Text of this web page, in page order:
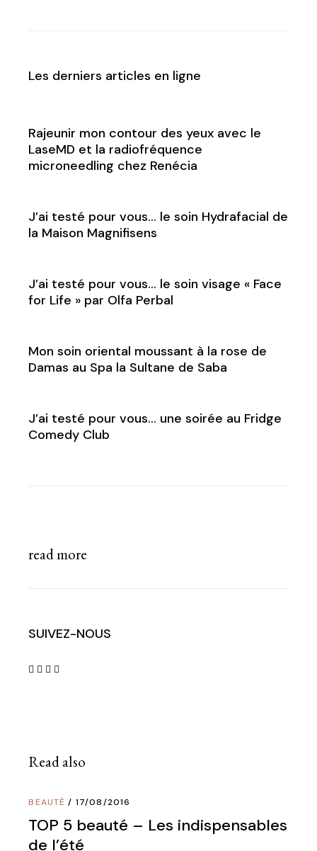
Les derniers articles en ligne
Rajeunir mon contour des yeux avec le
LaseMD et la radiofréquence
microneedling chez Renécia
J’ai testé pour vous… le soin Hydrafacial de
la Maison Magnifisens
J’ai testé pour vous… le soin visage « Face
for Life » par Olfa Perbal
Mon soin oriental moussant à la rose de
Damas au Spa la Sultane de Saba
J’ai testé pour vous… une soirée au Fridge
Comedy Club
read more
SUIVEZ-NOUS
Read also
BEAUTÉ 17/08/2016
TOP 5 beauté – Les indispensables
de l’été